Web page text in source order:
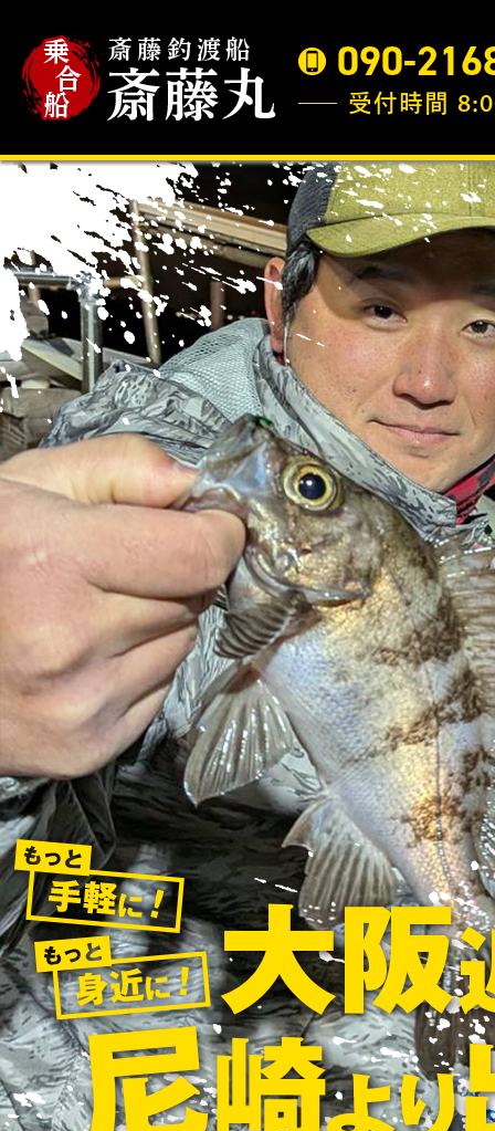
090-
受付時間